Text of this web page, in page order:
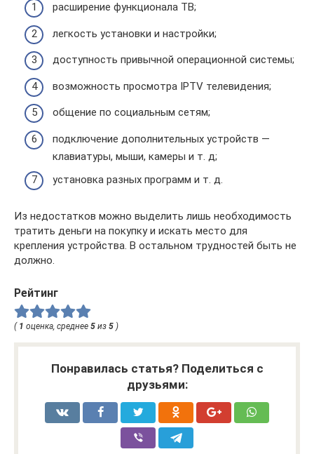
расширение функционала ТВ;
легкость установки и настройки;
доступность привычной операционной системы;
возможность просмотра IPTV телевидения;
общение по социальным сетям;
подключение дополнительных устройств —
клавиатуры, мыши, камеры и т. д;
установка разных программ и т. д.
Из недостатков можно выделить лишь необходимость
тратить деньги на покупку и искать место для
крепления устройства. В остальном трудностей быть не
должно.
Рейтинг
( 1 оценка, среднее 5 из 5 )
Понравилась статья? Поделиться с
друзьями: